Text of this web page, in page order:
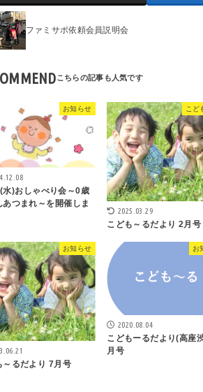
ファミサポ依頼会員説明会
お知らせ
水)おしゃべり会～0歳
あつまれ～を開催しま
こど
2025.03.29
こども～るだより 2月号
お知らせ
～るだより 7月号
お
2020.08.04
こどもーるだより(高座
月号